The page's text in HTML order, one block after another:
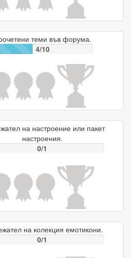
теми във форума.
4/10
на настроение или пакет
настроения.
0/1
на колекция емотикони.
0/1